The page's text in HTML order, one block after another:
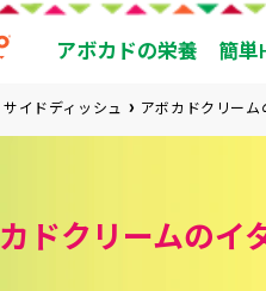
アボカドの栄養 簡単
サイドディッシュ アボカドクリー
ドクリームのイ